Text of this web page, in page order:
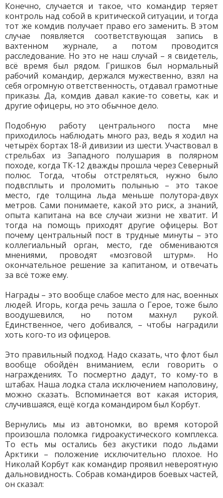
Конечно, случается и такое, что командир теряет
контроль над собой в критической ситуации, и тогда
тот же комдив получает право его заменить. В этом
случае появляется соответствующая запись в
вахтенном журнале, а потом проводится
расследование. Но это не наш случай – я свидетель,
всё время был рядом. Гришков был нормальный
рабочий командир, держался мужественно, взял на
себя огромную ответственность, отдавал грамотные
приказы. Да, комдив давал какие-то советы, как и
другие офицеры, но это обычное дело.
Подобную работу центрального поста мне
приходилось наблюдать много раз, ведь я ходил на
четырёх бортах 18-й дивизии из шести. Участвовал в
стрельбах из Западного полушария в полярном
походе, когда ТК-12 дважды прошла через Северный
полюс. Тогда, чтобы отстреляться, нужно было
подвсплыть и проломить полынью – это такое
место, где толщина льда меньше полутора-двух
метров. Сами понимаете, какой это риск, а знаний,
опыта капитана на все случаи жизни не хватит. И
тогда на помощь приходят другие офицеры. Вот
почему центральный пост в трудные минуты – это
коллегиальный орган, место, где обмениваются
мнениями, проводят «мозговой штурм». Но
окончательное решение за капитаном, и отвечать
за всё тоже ему.
Награды – это вообще слабое место для нас, военных
людей. Игорь, когда речь зашла о Герое, тоже было
воодушевился, но потом махнул рукой.
Единственное, чего добивался, – чтобы наградили
хоть кого-то из офицеров.
Это правильный подход. Надо сказать, что флот был
вообще обойдён вниманием, если говорить о
награждениях. То посмертно дадут, то кому-то в
штабах. Наша лодка стала исключением наполовину,
можно сказать. Вспоминается вот какая история,
случившаяся, ещё когда командиром был Корбут.
Вернулись мы из автономки, во время которой
произошла поломка гидроакустического комплекса.
То есть мы остались без акустики подо льдами
Арктики – положение исключительно плохое. Но
Николай Корбут как командир проявил невероятную
дальновидность. Собрав командиров боевых частей,
он сказал: